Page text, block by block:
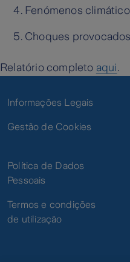
Fenómenos
Choques
Relatório completo aqui.
Informações Legais
Gestão de Cookies
Política de Dados
Pessoais
Termos e condições
de utilização